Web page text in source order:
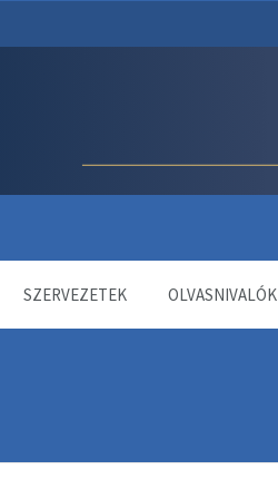
SZERVEZETEK OLVASNIVALÓK